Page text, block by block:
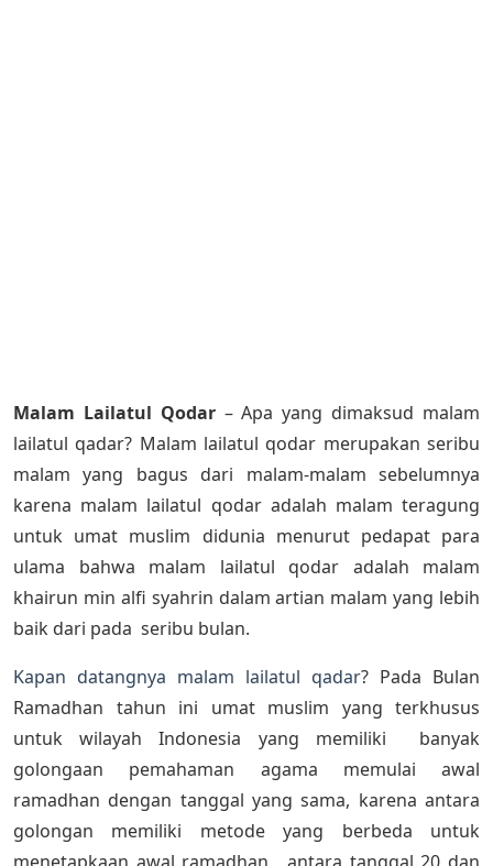
Malam Lailatul Qodar – Apa yang dimaksud malam
lailatul qadar? Malam lailatul qodar merupakan seribu
malam yang bagus dari malam-malam sebelumnya
karena malam lailatul qodar adalah malam teragung
untuk umat muslim didunia menurut pedapat para
ulama bahwa malam lailatul qodar adalah malam
khairun min alfi syahrin dalam artian malam yang lebih
baik dari pada seribu bulan.
Kapan datangnya malam lailatul qadar? Pada Bulan
Ramadhan tahun ini umat muslim yang terkhusus
untuk wilayah Indonesia yang memiliki banyak
golongaan pemahaman agama memulai awal
ramadhan dengan tanggal yang sama, karena antara
golongan memiliki metode yang berbeda untuk